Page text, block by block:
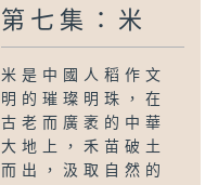
第七集：米
米是中國人稻作文
明的璀璨明珠，在
古老而廣袤的中華
大地上，禾苗破土
而出，汲取自然的